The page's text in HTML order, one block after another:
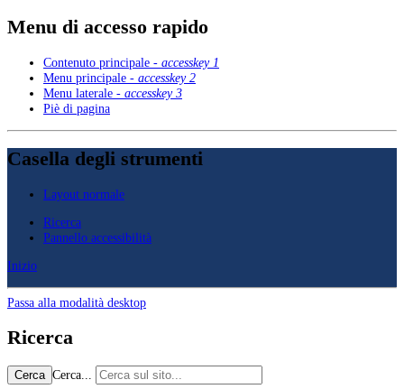
Menu di accesso rapido
Contenuto principale - accesskey 1
Menu principale - accesskey 2
Menu laterale - accesskey 3
Piè di pagina
Casella degli strumenti
Layout normale
Ricerca
Pannello accessibilità
Inizio
Passa alla modalità desktop
Ricerca
Cerca Cerca...